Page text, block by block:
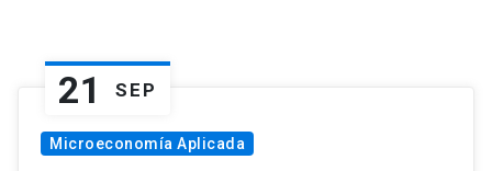
21 SEP
Microeconomía Aplicada